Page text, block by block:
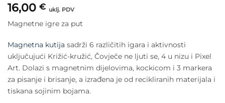
16,00 € uklj. PDV
Magnetne igre za put
Magnetna kutija sadrži 6 različitih igara i aktivnosti
uključujući Križić-kružić, Čovječe ne ljuti se, 4 u nizu i Pixel
Art. Dolazi s magnetnim dijelovima, kockicom i 3 markera
za pisanje i brisanje, a izrađena je od recikliranih materijala i
tiskana sojinim bojama.